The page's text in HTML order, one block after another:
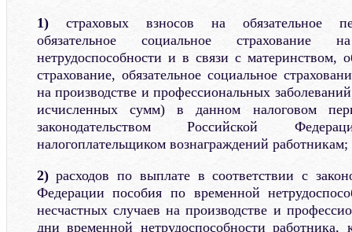
1)страховых взносов на обязательное
обязательное социальное страхование
нетрудоспособности и в связи с материнством,
страхование, обязательное социальное
на производстве и профессиональных
исчисленных сумм) в данном налоговом
законодательством Российской
налогоплательщиком вознаграждений работникам;
2)расходов по выплате в соответствии с
Федерации пособия по временной
несчастных случаев на производстве и
дни временной нетрудоспособности работника,